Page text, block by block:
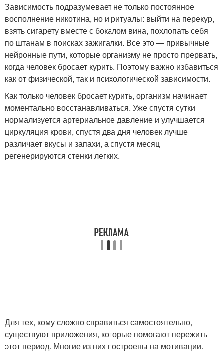
Зависимость подразумевает не только постоянное
восполнение никотина, но и ритуалы: выйти на перекур,
взять сигарету вместе с бокалом вина, похлопать себя
по штанам в поисках зажигалки. Все это — привычные
нейронные пути, которые организму не просто прервать,
когда человек бросает курить. Поэтому важно избавиться
как от физической, так и психологической зависимости.
Как только человек бросает курить, организм начинает
моментально восстанавливаться. Уже спустя сутки
нормализуется артериальное давление и улучшается
циркуляция крови, спустя два дня человек лучше
различает вкусы и запахи, а спустя месяц
регенерируются стенки легких.
Для тех, кому сложно справиться самостоятельно,
существуют приложения, которые помогают пережить
этот период. Многие из них построены на мотивации.